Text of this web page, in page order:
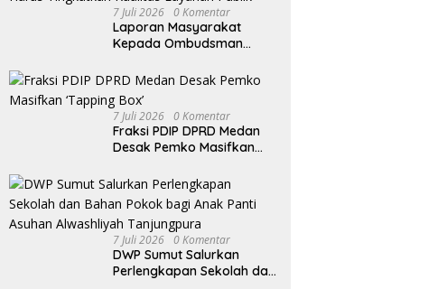
7 Juli 2026 0 Komentar
Laporan Masyarakat
Kepada Ombudsman
Penyelenggara Harus
Tingkatkan Kualitas
Layanan Publik
7 Juli 2026 0 Komentar
Fraksi PDIP DPRD Medan
Desak Pemko Masifkan
7 Juli 2026 0 Komentar
DWP Sumut Salurkan
Perlengkapan Sekolah dan